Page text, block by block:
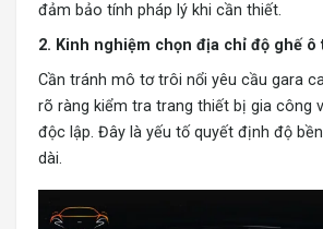
đảm bảo tính pháp lý khi cần thiết.
2. Kinh nghiệm chọn địa chỉ độ ghế ô
Cần tránh mô tơ trôi nổi yêu cầu gara
rõ ràng kiểm tra trang thiết bị gia công
độc lập. Đây là yếu tố quyết định độ
dài.